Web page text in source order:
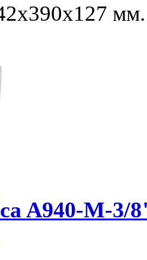
мм.
A940-M-3/